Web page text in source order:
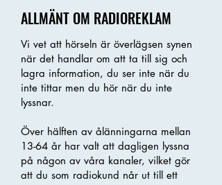
ALLMÄNT OM RADIOREKLAM
Vi vet att hörseln är överlägsen synen
när det handlar om att ta till sig och
lagra information, du ser inte när du
inte tittar men du hör när du inte
lyssnar.
Över hälften av ålänningarna mellan
13-64 år har valt att dagligen lyssna
på någon av våra kanaler, vilket gör
att du som radiokund når ut till ett